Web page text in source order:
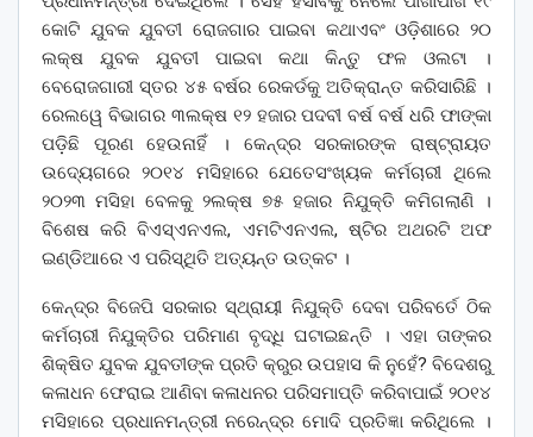
କୋଟି ଯୁବକ ଯୁବତୀ ରୋଜଗାର ପାଇବା କଥାଏବଂ ଓଡ଼ିଶାରେ ୨୦
ଲକ୍ଷ ଯୁବକ ଯୁବତୀ ପାଇବା କଥା କିନ୍ତୁ ଫଳ ଓଲଟା ।
ବେରୋଜଗାରୀ ସ୍ତର ୪୫ ବର୍ଷର ରେକର୍ଡକୁ ଅତିକ୍ରାନ୍ତ କରିସାରିଛି ।
ରେଲୱେ ବିଭାଗର ୩ଲକ୍ଷ ୧୨ ହଜାର ପଦବୀ ବର୍ଷ ବର୍ଷ ଧରି ଫାଙ୍କା
ପଡ଼ିଛି ପୂରଣ ହେଉନାହିଁ । କେନ୍ଦ୍ର ସରକାରଙ୍କ ରାଷ୍ଟ୍ରାୟତ
ଉଦ୍ୟେଗରେ ୨୦୧୪ ମସିହାରେ ଯେତେସଂଖ୍ୟକ କର୍ମଚାରୀ ଥିଲେ
୨୦୨୩ ମସିହା ବେଳକୁ ୨ଲକ୍ଷ ୭୫ ହଜାର ନିଯୁକ୍ତି କମିଗଲାଣି ।
ବିଶେଷ କରି ବିଏସ୍‌ଏନଏଲ, ଏମଟିଏନଏଲ, ଷ୍ଟିର ଅଥରଟି ଅଫ
ଇଣ୍ଡିଆରେ ଏ ପରିସ୍ଥିତି ଅତ୍ୟନ୍ତ ଉତ୍କଟ ।
କେନ୍ଦ୍ର ବିଜେପି ସରକାର ସ୍ଥ୍ରାୟୀ ନିଯୁକ୍ତି ଦେବା ପରିବର୍ତେ ଠିକ
କର୍ମଚାରୀ ନିଯୁକ୍ତିର ପରିମାଣ ବୃଦ୍ଧି ଘଟାଇଛନ୍ତି । ଏହା ତାଙ୍କର
ଶିକ୍ଷିତ ଯୁବକ ଯୁବତୀଙ୍କ ପ୍ରତି କ୍ରୁର ଉପହାସ କି ନୁହେଁ? ବିଦେଶରୁ
କଳାଧନ ଫେରାଇ ଆଣିବା କଳାଧନର ପରିସମାପ୍ତି କରିବାପାଇଁ ୨୦୧୪
ମସିହାରେ ପ୍ରଧାନମନ୍ତ୍ରୀ ନରେନ୍ଦ୍ର ମୋଦି ପ୍ରତିଜ୍ଞା କରିଥିଲେ ।